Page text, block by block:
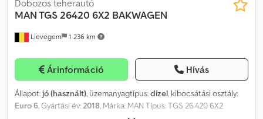
Lievegem 1 236 km
Dobozos teherautó
MAN TGS 26420 6X2 BAKWAGEN
Árinformáció Hívás
Állapot: jó (használt), üzemanyagtípus:dízel, kibocsátási osztály:
Euro 6, Gyártási év:2018, Márka: MAN Típus: TGS 26.420 6X2